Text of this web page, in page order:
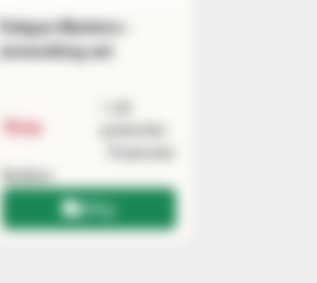
Fatigue Markers -
Jomsviking set
79 kr
1 på
postorder
Butiken
Postorder
Köp